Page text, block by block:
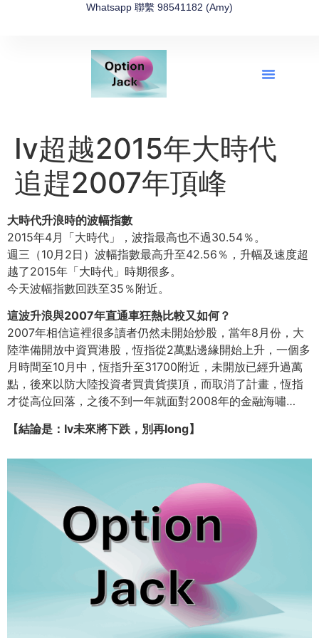
Whatsapp 聯繫 98541182 (Amy)
Iv超越2015年大時代
追趕2007年頂峰
大時代升浪時的波幅指數
2015年4月「大時代」，波指最高也不過30.54％。
週三（10月2日）波幅指數最高升至42.56％，升幅及速度超
越了2015年「大時代」時期很多。
今天波幅指數回跌至35％附近。
這波升浪與2007年直通車狂熱比較又如何？
2007年相信這裡很多讀者仍然未開始炒股，當年8月份，大
陸準備開放中資買港股，恆指從2萬點邊緣開始上升，一個多
月時間至10月中，恆指升至31700附近，未開放已經升過萬
點，後來以防大陸投資者買貴貨摸頂，而取消了計畫，恆指
才從高位回落，之後不到一年就面對2008年的金融海嘯…
【結論是：Iv未來將下跌，別再long】